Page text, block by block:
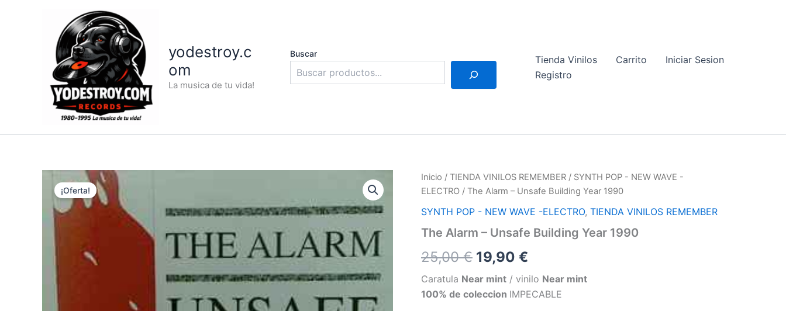
yodestroy.c
om
La musica de tu vida!
Buscar
Tienda Vinilos Carrito
Iniciar Sesion
Registro
¡Oferta!
Inicio / TIENDA VINILOS REMEMBER / SYNTH POP - NEW WAVE -
ELECTRO / The Alarm – Unsafe Building Year 1990
SYNTH POP - NEW WAVE -ELECTRO, TIENDA VINILOS REMEMBER
The Alarm – Unsafe Building Year 1990
25,00€ El
precio
original
19,90 €
precio
actual
Caratula Near mint / vinilo Near mint
100% de coleccion IMPECABLE